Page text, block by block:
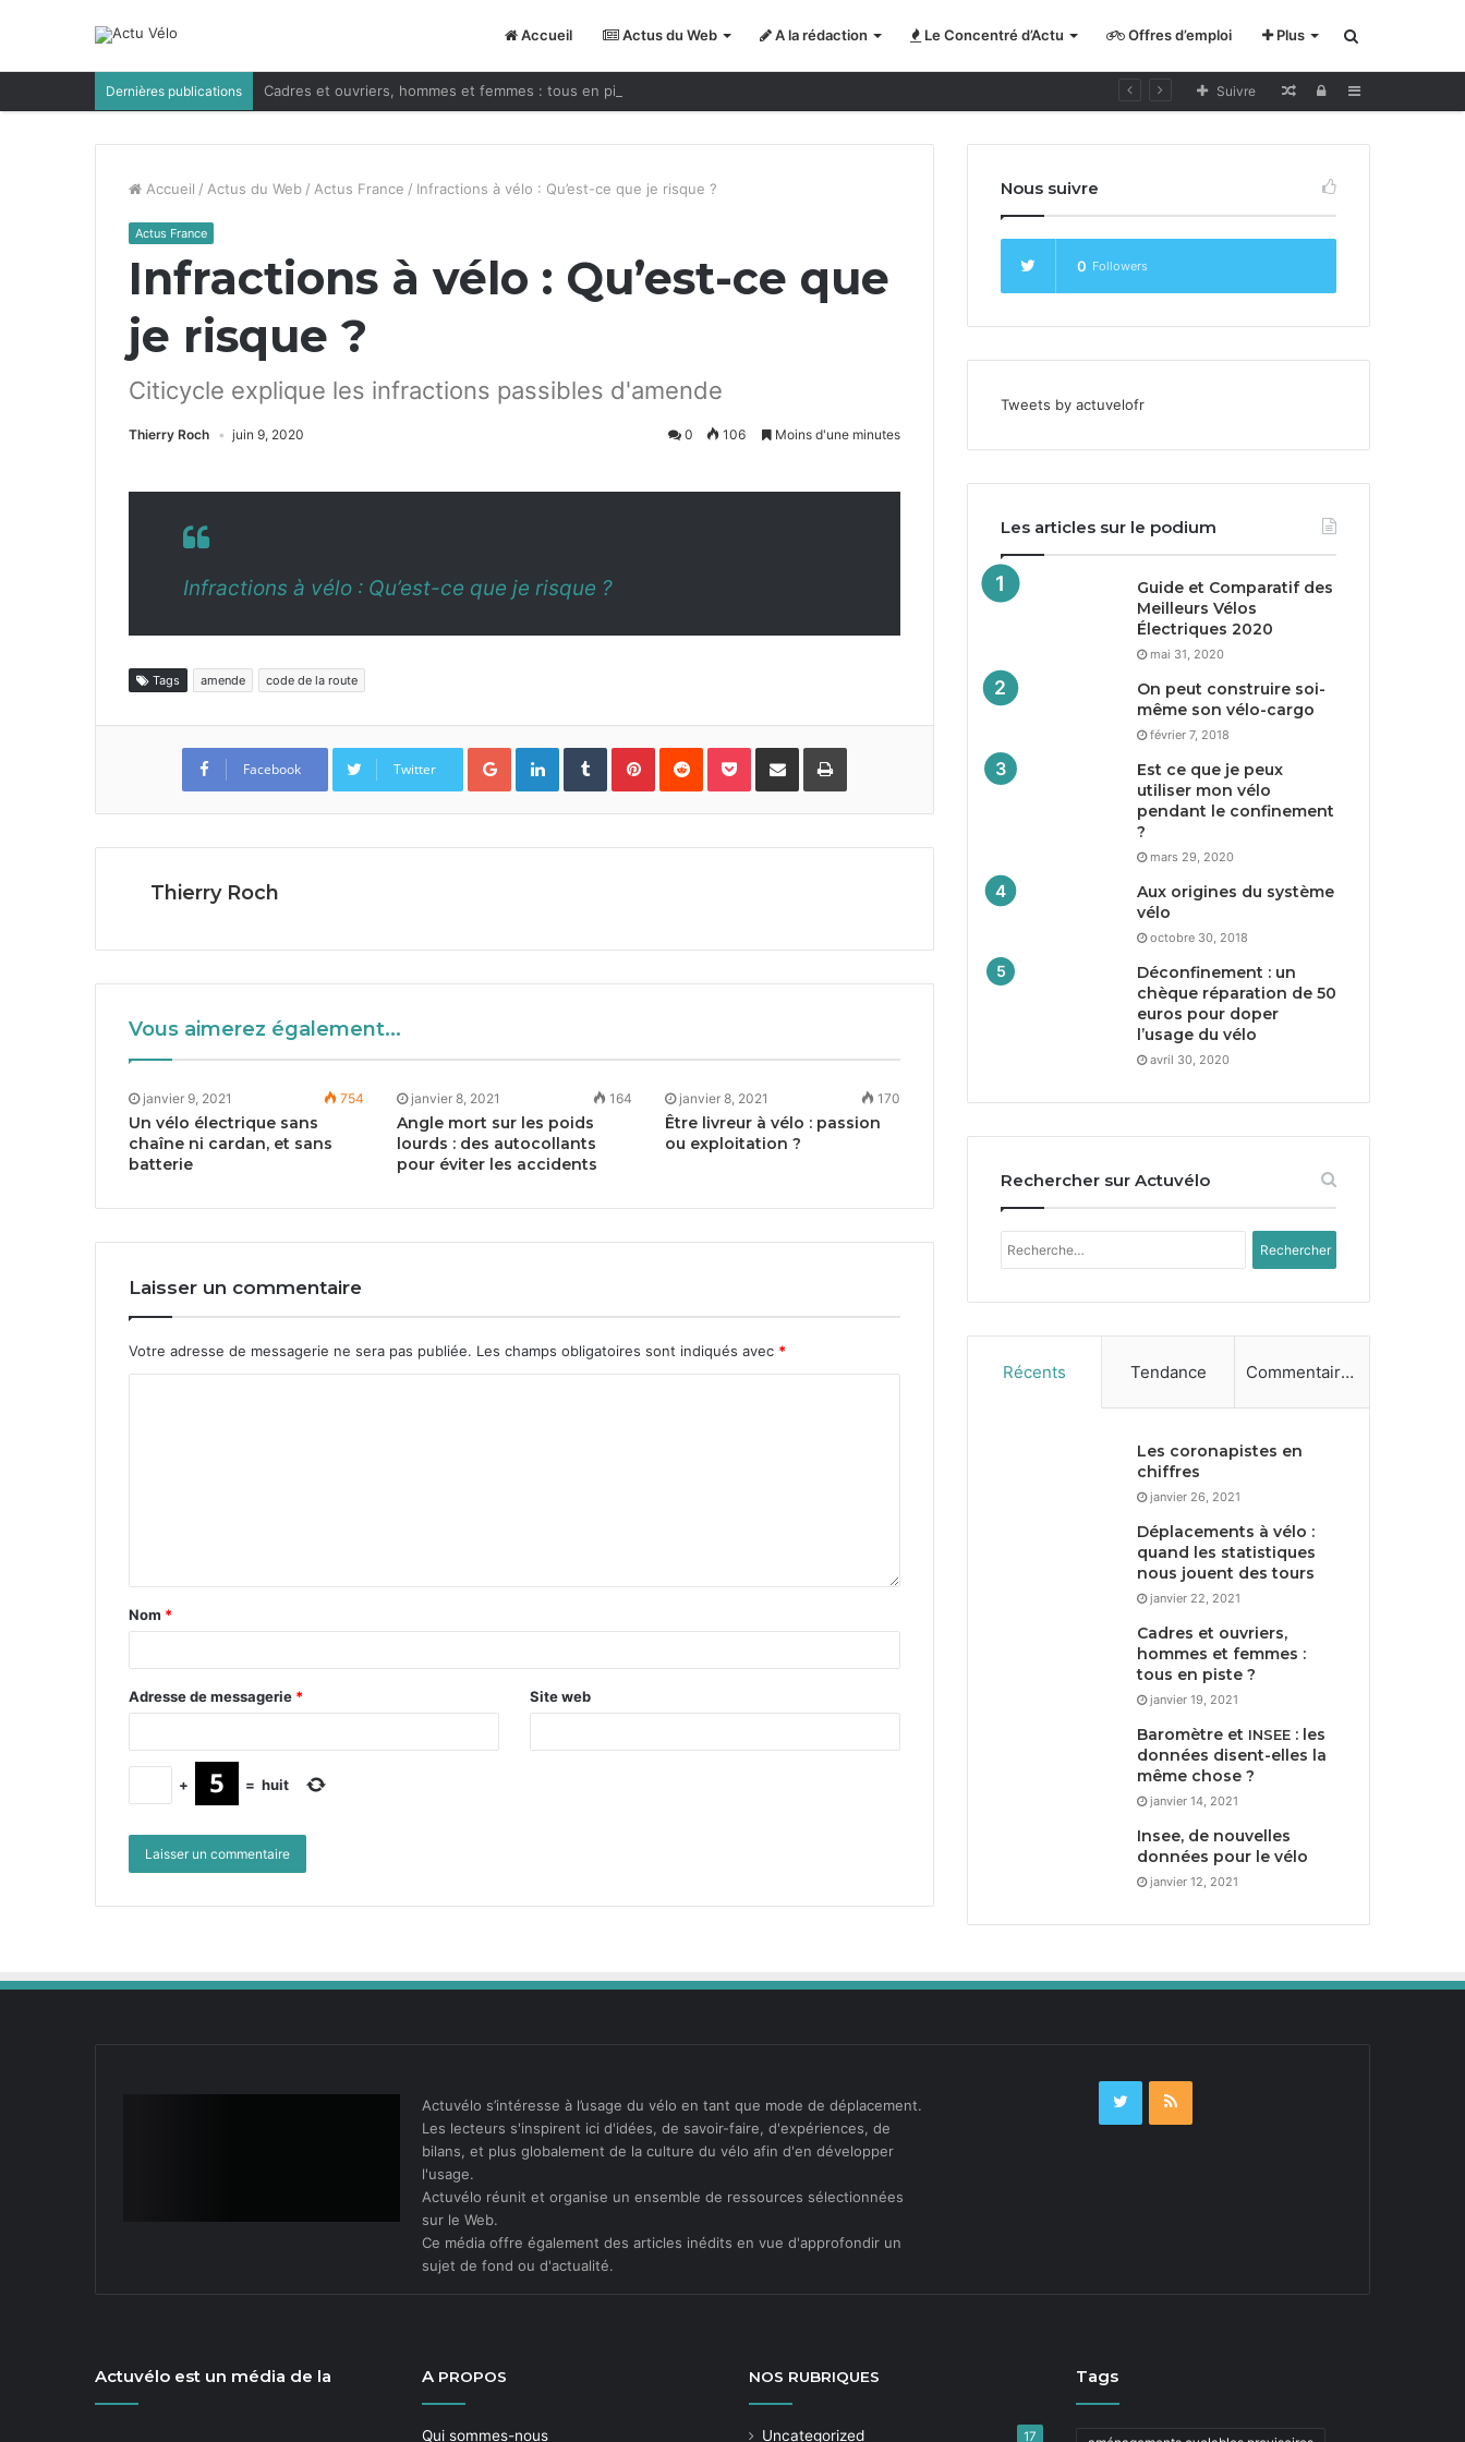
Accueil Actus du Web A la rédaction Le Concentré d’Actu Offres d’emploi Plus
Dernières publications Cadres et ouvriers, hommes et femmes : tous en piste ? Sidebar
Se
Lecture
Suivre
Accueil / Actus du Web / Actus France / Infractions à vélo : Qu’est-ce que je risque ?
Actus France
Infractions à vélo : Qu’est-ce que
je risque ?
Citicycle explique les infractions passibles d'amende
Thierry Roch juin 9, 2020 0 106 Moins d'une minutes
Infrac­tions à vélo : Qu’est-ce que je risque ?
Tags amende code de la route
Facebook Twitter
Google+LinkedInTumblr PinterestReddit Pocket Partager par courriel
Thierry Roch
Vous aimerez également...
janvier 9, 2021 754
Un vélo électrique sans
chaîne ni cardan, et sans
batterie
janvier 8, 2021 164
Angle mort sur les poids
lourds : des autocollants
pour éviter les accidents
janvier 8, 2021 170
Être livreur à vélo : passion
ou exploitation ?
Laisser un commentaire
Votre adresse de messagerie ne sera pas publiée. Les champs obligatoires sont indiqués avec *
Nom *
Adresse de messagerie * Site web
+ = huit
Nous suivre
0 Followers
Tweets by actuvelofr
Les articles sur le podium
Guide et Comparatif des
Meilleurs Vélos
Électriques2020
mai 31, 2020
On peut construire soi-
même son vélo-cargo
février 7, 2018
Est ce que je peux
utiliser mon vélo
pendant le confinement
?
mars 29, 2020
Aux origines du système
vélo
octobre 30, 2018
Déconfinement : un
chèque réparation de50
euros pour doper
l’usage du vélo
avril 30, 2020
Rechercher sur Actuvélo
Rechercher :
Récents Tendance Commentaires
Les coronapistes en
chiffres
janvier 26, 2021
Déplacements à vélo :
quand les statistiques
nous jouent des tours
janvier 22, 2021
Cadres et ouvriers,
hommes et femmes :
tous en piste ?
janvier 19, 2021
Baromètre et INSEE : les
données disent-elles la
même chose ?
janvier 14, 2021
Insee, de nouvelles
données pour le vélo
janvier 12, 2021
Actuvélo s’intéresse à l’usage du vélo en tant que mode de déplacement.
Les lecteurs s'inspirent ici d'idées, de savoir-faire, d'expériences, de
bilans, et plus globalement de la culture du vélo afin d'en développer
l'usage.
Actuvélo réunit et organise un ensemble de ressources sélectionnées
sur le Web.
Ce média offre également des articles inédits en vue d'approfondir un
sujet de fond ou d'actualité.
Actuvélo est un média de la A PROPOS
Qui sommes-nous
NOS RUBRIQUES
Uncategorized 17
Tags